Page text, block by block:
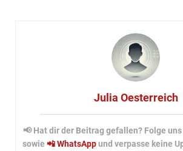
Julia Oesterreich
📢 Hat dir der Beitrag gefallen? Folge
sowie 📲 WhatsAppund verpasse keine